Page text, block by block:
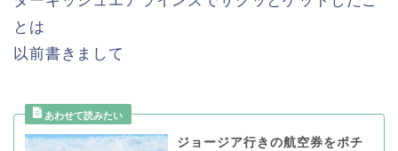
とは
以前書きまして
ジョージア行きの航空券をポチ